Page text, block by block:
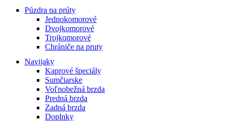
Púzdra na prúty
Jednokomorové
Dvojkomorové
Trojkomorové
Chrániče na pruty
Navijaky
Kaprové špeciály
Sumčiarske
Voľnobežná brzda
Predná brzda
Zadná brzda
Doplnky